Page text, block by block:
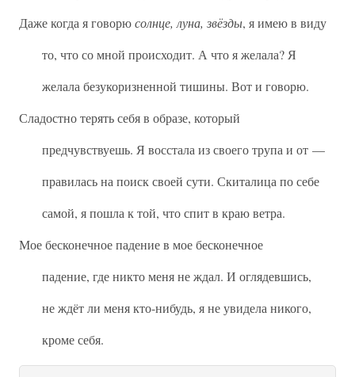
Даже когда я говорюсолнце, луна, звёзды, я имею в виду
то, что со мной происходит. А что я желала? Я
желала безукоризненной тишины. Вот и говорю.
Сладостно терять себя в образе, который
предчувствуешь. Я восстала из своего трупа и от —
правилась на поиск своей сути. Скиталица по себе
самой, я пошла к той, что спит в краю ветра.
Мое бесконечное падение в мое бесконечное
падение, где никто меня не ждал. И оглядевшись,
не ждёт ли меня кто-нибудь, я не увидела никого,
кроме себя.